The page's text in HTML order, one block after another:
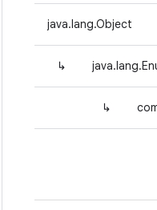
java.lang.Object
↳
↳